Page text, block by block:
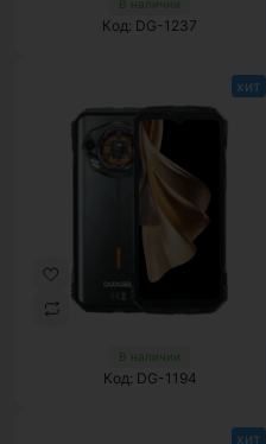
В наличии
Код: DG-1237
хит
В наличии
Код: DG-1194
хит